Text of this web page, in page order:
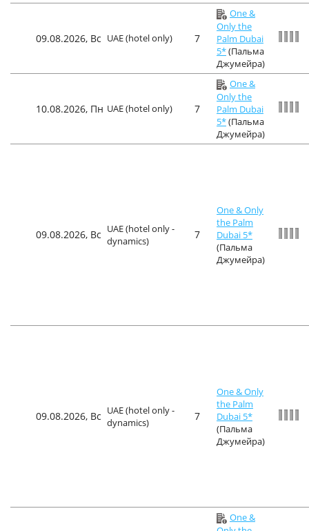
09.08.2026, Вс UAE (hotel only) 7
One &
Only the
Palm Dubai
5*(Пальма
Джумейра)
10.08.2026, Пн UAE (hotel only) 7
One &
Only the
Palm Dubai
5*(Пальма
Джумейра)
09.08.2026, Вс UAE (hotel only -
dynamics)
7
One & Only
the Palm
Dubai 5*
(Пальма
Джумейра)
09.08.2026, Вс UAE (hotel only -
dynamics)
7
One & Only
the Palm
Dubai 5*
(Пальма
Джумейра)
One &